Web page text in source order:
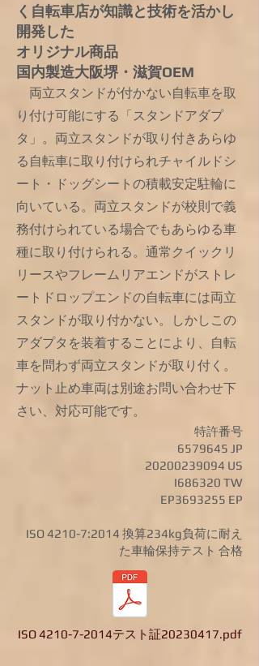
く自転車店が知識と技術を活かし
開発した
オリジナル商品
​国内製造大阪堺・滋賀OEM
両立スタンドが付かない自転車を取
り付け可能にする「スタンドアダプ
タ」。 両立スタンドが取り付きあらゆ
る自転車に取り付けられチャイルドシ
ート・ドッグシートの積載安定駐輪に
向いている。 両立スタンドが校則で義
務付けられている場合でもあらゆる車
種に取り付けられる。 通常クイックリ
リースやフレームリアエンドがストレ
ートドロップエンドの自転車には両立
スタンドが​取り付かない。しかしこの
アダプタを装着することにより、自転
車を問わず両立スタンドが取り付く。
ナット止め車両は別途お問い合わせ下
さい、対応可能です。
特許番号
6579645 JP
20200239094 US
I686320 TW
EP3693255 EP
​ISO 4210-7:2014 換算234kg負荷に耐え
た車輪保持テスト 合格
ISO 4210-7-2014テスト証20230417.pdf